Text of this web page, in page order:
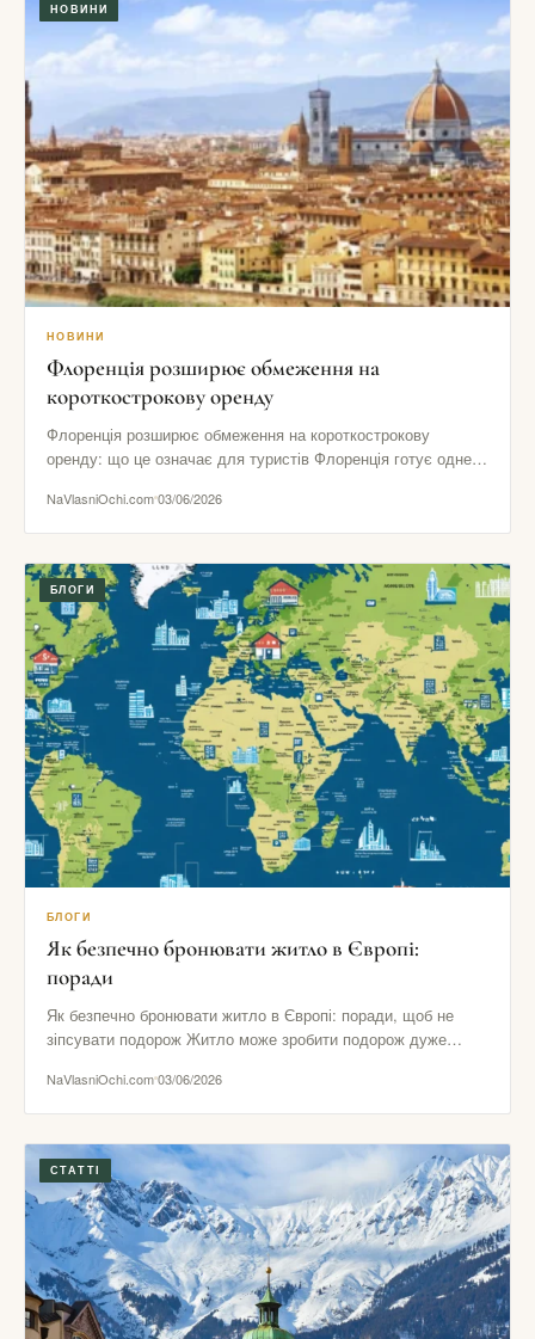
НОВИНИ
НОВИНИ
Флоренція розширює обмеження на
короткострокову оренду
Флоренція розширює обмеження на короткострокову
оренду: що це означає для туристів Флоренція готує одне з
NaVlasniOchi.com03/06/2026
БЛОГИ
БЛОГИ
Як безпечно бронювати житло в Європі:
поради
Як безпечно бронювати житло в Європі: поради, щоб не
зіпсувати подорож Житло може зробити подорож дуже
NaVlasniOchi.com03/06/2026
СТАТТІ